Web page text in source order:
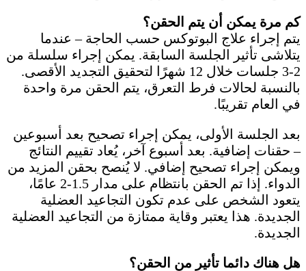
كم مرة يمكن أن يتم الحقن؟
يتم إجراء علاج البوتوكس حسب الحاجة – عندما
يتلاشى تأثير الجلسة السابقة. يمكن إجراء سلسلة من
2-3 جلسات خلال 12 شهرًا لتحقيق التجديد الأقصى.
بالنسبة لحالات فرط التعرق، يتم الحقن مرة واحدة
في العام تقريبًا.
بعد الجلسة الأولى، يمكن إجراء تصحيح بعد أسبوعين
– حقنات إضافية. بعد أسبوع آخر، يُعاد تقييم النتائج
ويمكن إجراء تصحيح إضافي. لا يُنصح بحقن المزيد من
الدواء. إذا تم الحقن بانتظام على مدار 1.5-2 عامًا،
يتعود الشخص على عدم تكون التجاعيد العضلية
الجديدة. هذا يعتبر وقاية ممتازة من التجاعيد العضلية
الجديدة.
هل هناك دائما تأثير من الحقن؟